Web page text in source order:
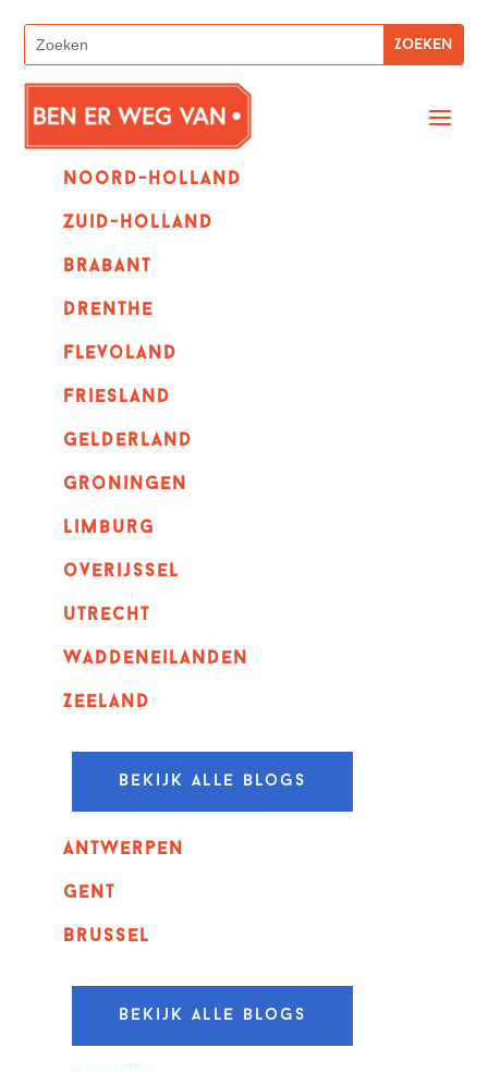
Noord-holland
zuid-holland
Brabant
Drenthe
Flevoland
Friesland
Gelderland
Groningen
Limburg
overijssel
utrecht
Waddeneilanden
Zeeland
Bekijk alle blogs
Antwerpen
GENT
Brussel
Bekijk alle blogs